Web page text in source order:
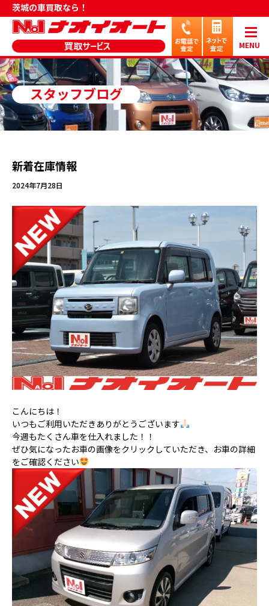
茨城の車買取なら！
MENU
スタッフブログ
新着在庫情報
2024年7月28日
こんにちは！
いつもご利用いただきありがとうございます
今週もたくさん車を仕入れました！！
ぜひ気になったお車の画像をクリックしていただき、お車の詳細
をご確認ください